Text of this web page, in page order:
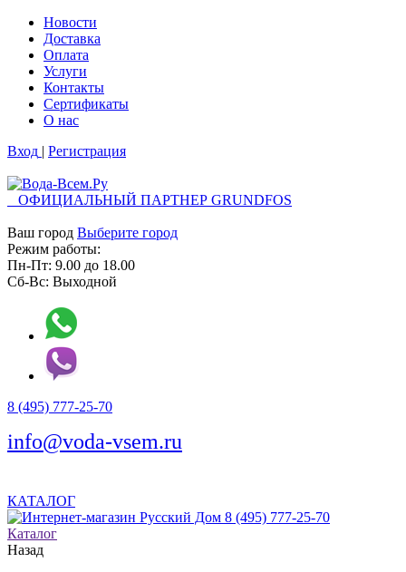
Новости
Доставка
Оплата
Услуги
Контакты
Cертификаты
О нас
Вход | Регистрация
ОФИЦИАЛЬНЫЙ ПАРТНЕР GRUNDFOS
Ваш город Выберите город
Режим работы:
Пн-Пт: 9.00 до 18.00
Сб-Вс: Выходной
8 (495) 777-25-70
info@voda-vsem.ru
КАТАЛОГ
8 (495) 777-25-70
Каталог
Назад